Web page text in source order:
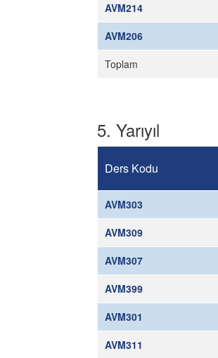
AVM214
AVM206
Toplam
5. Yarıyıl
Ders Kodu
AVM303
AVM309
AVM307
AVM399
AVM301
AVM311